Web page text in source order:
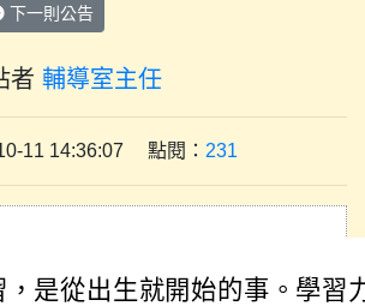
下一則公告
者 輔導室主任
11 14:36:07 點閱： 231
，是從出生就開始的事。學習